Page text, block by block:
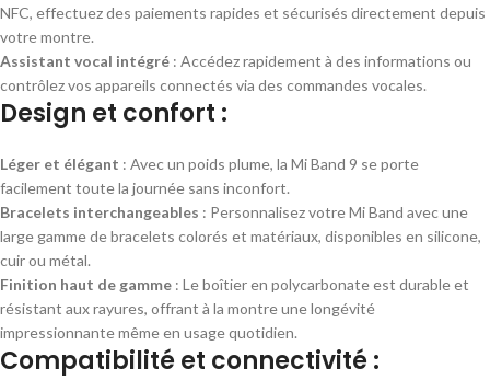
NFC, effectuez des paiements rapides et sécurisés directement depuis
votre montre.
Assistant vocal intégré : Accédez rapidement à des informations ou
contrôlez vos appareils connectés via des commandes vocales.
Design et confort :
Léger et élégant : Avec un poids plume, la Mi Band 9 se porte
facilement toute la journée sans inconfort.
Bracelets interchangeables : Personnalisez votre Mi Band avec une
large gamme de bracelets colorés et matériaux, disponibles en silicone,
cuir ou métal.
Finition haut de gamme : Le boîtier en polycarbonate est durable et
résistant aux rayures, offrant à la montre une longévité
impressionnante même en usage quotidien.
Compatibilité et connectivité :